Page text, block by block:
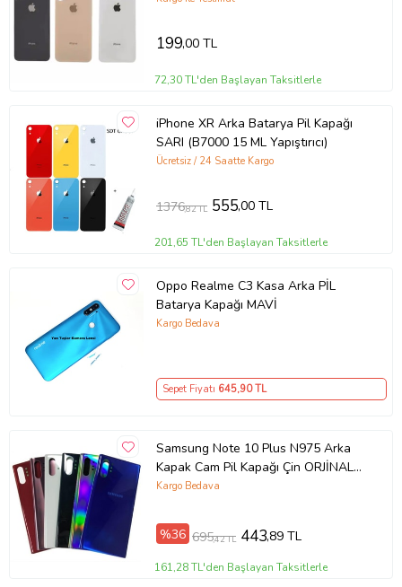
199,00 TL
72,30 TL'den Başlayan Taksitlerle
iPhone XR Arka Batarya Pil Kapağı
SARI (B7000 15 ML Yapıştırıcı)
Ücretsiz / 24 Saatte Kargo
1376,82 TL 555,00 TL
201,65 TL'den Başlayan Taksitlerle
Oppo Realme C3 Kasa Arka PİL
Batarya Kapağı MAVİ
Kargo Bedava
Sepet Fiyatı 645,90 TL
Samsung Note 10 Plus N975 Arka
Kapak Cam Pil Kapağı Çin ORJİNAL
(Mavi)
Kargo Bedava
%36 695,42 TL 443,89 TL
161,28 TL'den Başlayan Taksitlerle